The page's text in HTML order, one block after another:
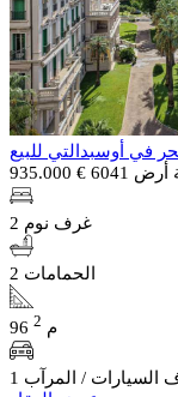
في أوسبدالتي للبيع
6041
€ 935.000
2 غرف نوم
2 الحمامات
96 م 2
السيارات / المرآب